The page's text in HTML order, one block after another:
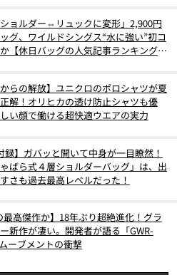
ョルダー⇔リュックに変形」2,900円
グ、ワイルドシングス“水に強い”初コ
【休日バッグの人気記事ランキングベ
からの解放】ユニクロのポロシャツが夏
解！オリヒカの透け防止シャツも優
い顔で働ける超快適ウエアの実力
録】ガバッと開いて中身が一目瞭然！
ばら式４層ショルダーバッグ」は、出
さも過去最高レベルだった！
最高傑作か】18年ぶり超絶進化！グラ
新作が凄い。開発者が語る「GWR-
ーブメントの衝撃